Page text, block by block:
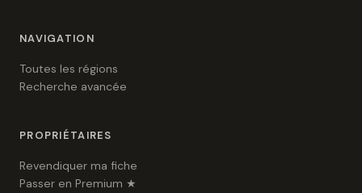
NAVIGATION
Toutes les régions
Recherche avancée
PROPRIÉTAIRES
Revendiquer ma fiche
Passer en Premium ★